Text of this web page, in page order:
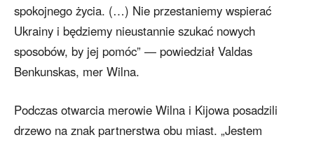
spokojnego życia. (…) Nie przestaniemy wspierać
Ukrainy i będziemy nieustannie szukać nowych
sposobów, by jej pomóc” — powiedział Valdas
Benkunskas, mer Wilna.
Podczas otwarcia merowie Wilna i Kijowa posadzili
drzewo na znak partnerstwa obu miast. „Jestem